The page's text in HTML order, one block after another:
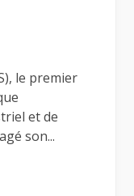
le premier
et de
son...